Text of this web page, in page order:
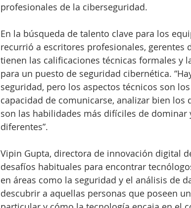
profesionales de la ciberseguridad.
En la búsqueda de talento clave para los
recurrió a escritores profesionales, gerentes
tienen las calificaciones técnicas formales y
para un puesto de seguridad cibernética.
seguridad, pero los aspectos técnicos son
capacidad de comunicarse, analizar bien los
son las habilidades más difíciles de
diferentes”.
Vipin Gupta, directora de innovación digital
desafíos habituales para encontrar
en áreas como la seguridad y el análisis de
descubrir a aquellas personas que poseen